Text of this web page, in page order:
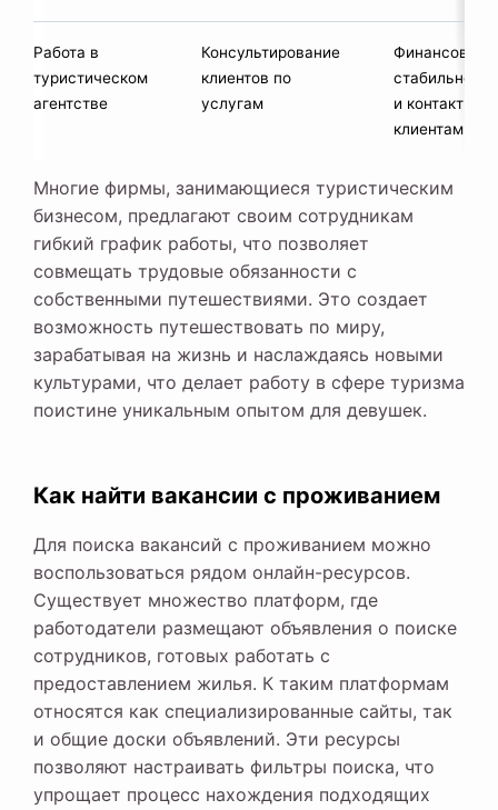
Работа в
туристическом
агентстве
Консультирование
клиентов по
услугам
Финансовая
стабильность
и контакт с
клиентами
Многие фирмы, занимающиеся туристическим
бизнесом, предлагают своим сотрудникам
гибкий график работы, что позволяет
совмещать трудовые обязанности с
собственными путешествиями. Это создает
возможность путешествовать по миру,
зарабатывая на жизнь и наслаждаясь новыми
культурами, что делает работу в сфере туризма
поистине уникальным опытом для девушек.
Как найти вакансии с проживанием
Для поиска вакансий с проживанием можно
воспользоваться рядом онлайн-ресурсов.
Существует множество платформ, где
работодатели размещают объявления о поиске
сотрудников, готовых работать с
предоставлением жилья. К таким платформам
относятся как специализированные сайты, так
и общие доски объявлений. Эти ресурсы
позволяют настраивать фильтры поиска, что
упрощает процесс нахождения подходящих